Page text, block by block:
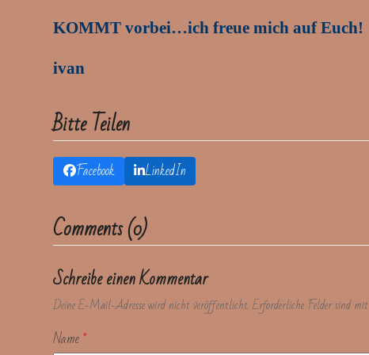
KOMMT vorbei…ich freue mich auf Euch!
ivan
Bitte Teilen
Facebook LinkedIn
Comments (0)
Schreibe einen Kommentar
Deine E-Mail-Adresse wird nicht veröffentlicht.Erforderliche Felder sind mit
Name*